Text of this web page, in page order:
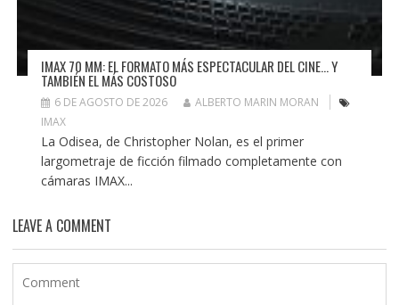
IMAX 70 MM: EL FORMATO MÁS ESPECTACULAR DEL CINE… Y
TAMBIÉN EL MÁS COSTOSO
6 DE AGOSTO DE 2026
ALBERTO MARIN MORAN
IMAX
La Odisea, de Christopher Nolan, es el primer
largometraje de ficción filmado completamente con
cámaras IMAX...
LEAVE A COMMENT